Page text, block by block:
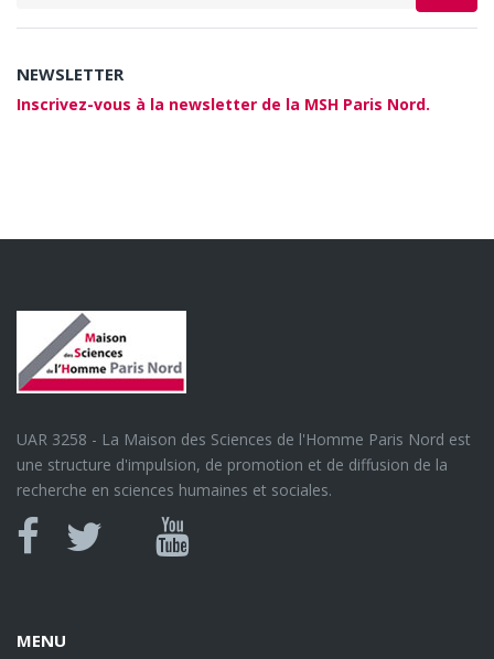
NEWSLETTER
Inscrivez-vous à la newsletter de la MSH Paris Nord.
UAR 3258 - La Maison des Sciences de l'Homme Paris Nord est
une structure d'impulsion, de promotion et de diffusion de la
recherche en sciences humaines et sociales.
Canal
MENU